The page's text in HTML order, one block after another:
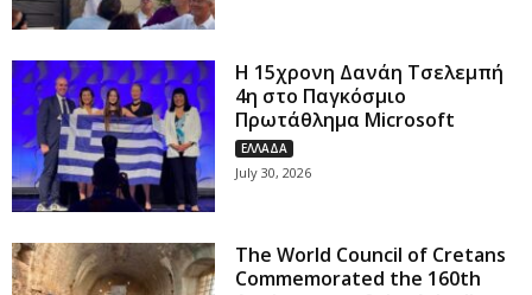
Η 15χρονη Δανάη Τσελεμπή
4η στο Παγκόσμιο
Πρωτάθλημα Microsoft
ΕΛΛΑΔΑ
July 30, 2026
The World Council of Cretans
Commemorated the 160th